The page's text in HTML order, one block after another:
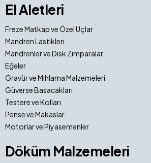
El Aletleri
Freze Matkap ve Özel Uçlar
Mandren Lastikleri
Mandrenler ve Disk Zımparalar
Eğeler
Gravür ve Mıhlama Malzemeleri
Güverse Basacakları
Testere ve Kolları
Pense ve Makaslar
Motorlar ve Piyasemenler
Döküm Malzemeleri